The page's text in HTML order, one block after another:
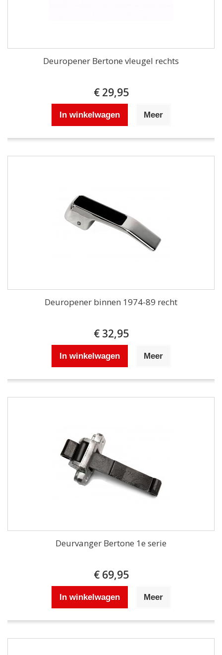
Deuropener Bertone vleugel rechts
€ 29,95
In winkelwagen Meer
Deuropener binnen 1974-89 recht
€ 32,95
In winkelwagen Meer
Deurvanger Bertone 1e serie
€ 69,95
In winkelwagen Meer